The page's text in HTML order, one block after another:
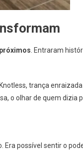
. Entraram
trança
o olhar de quem dizia
possível sentir o